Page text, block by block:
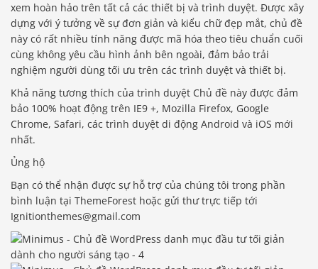
xem hoàn hảo trên tất cả các thiết bị và trình duyệt. Được xây
dựng với ý tưởng về sự đơn giản và kiểu chữ đẹp mắt, chủ đề
này có rất nhiều tính năng được mã hóa theo tiêu chuẩn cuối
cùng không yêu cầu hình ảnh bên ngoài, đảm bảo trải
nghiệm người dùng tối ưu trên các trình duyệt và thiết bị.
Khả năng tương thích của trình duyệt Chủ đề này được đảm
bảo 100% hoạt động trên IE9 +, Mozilla Firefox, Google
Chrome, Safari, các trình duyệt di động Android và iOS mới
nhất.
Ủng hộ
Bạn có thể nhận được sự hỗ trợ của chúng tôi trong phần
bình luận tại ThemeForest hoặc gửi thư trực tiếp tới
Ignitionthemes@gmail.com